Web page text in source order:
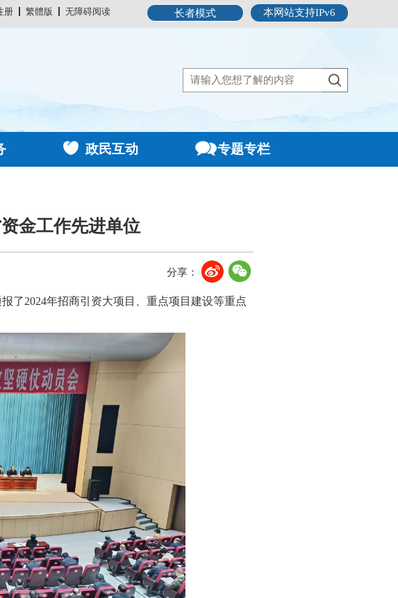
本网站支持IPv6
长者模式
册 繁體版 无障碍阅读
政民互动 专题专栏
金工作先进单位
分享：
了2024年招商引资大项目、重点项目建设等重点